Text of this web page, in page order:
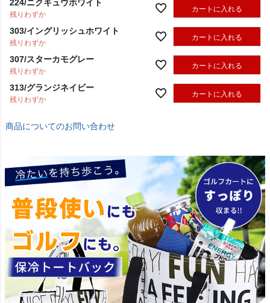
224/ニクキュウホワイト
残りわずか
カートに入れる
303/イングリッシュホワイト
残りわずか
カートに入れる
307/スターカモグレー
残りわずか
カートに入れる
313/グランジネイビー
残りわずか
カートに入れる
商品についてのお問い合わせ